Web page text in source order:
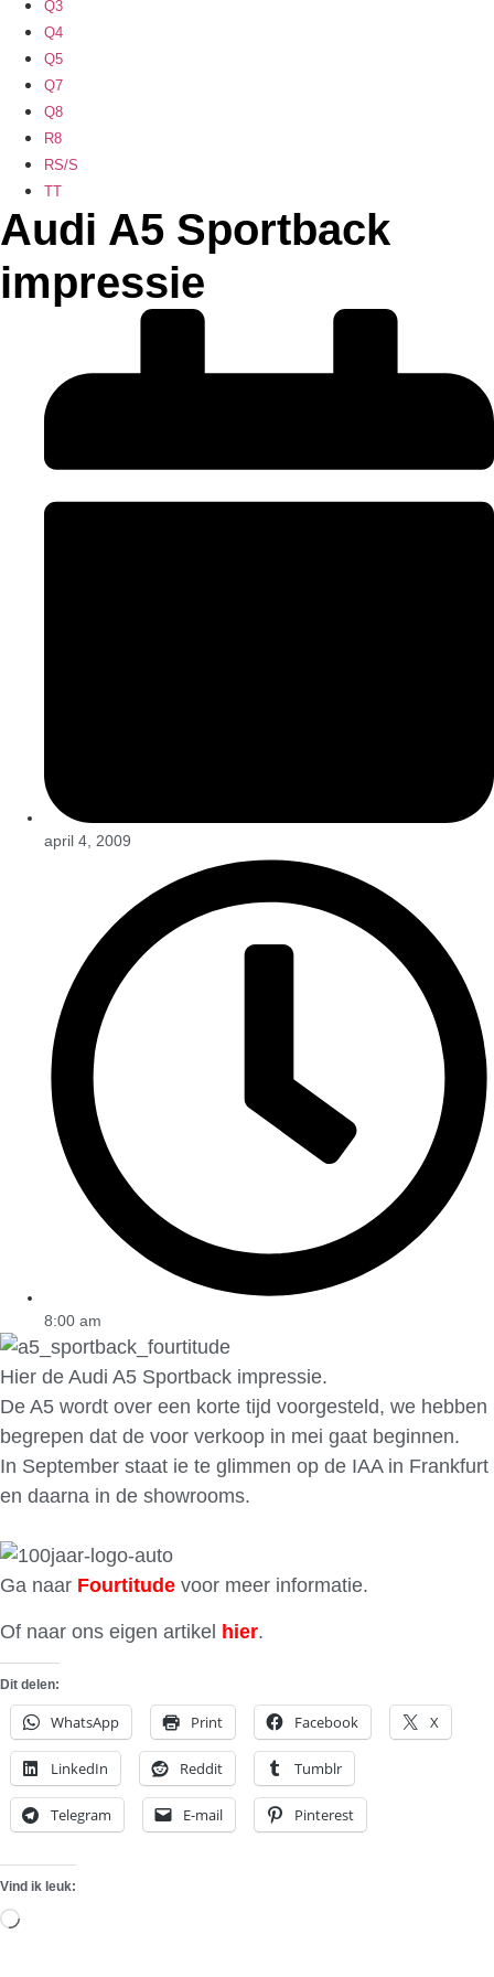
Q3
Q4
Q5
Q7
Q8
R8
RS/S
TT
Audi A5 Sportback
impressie
april 4, 2009
8:00 am
Hier de Audi A5 Sportback impressie.
De A5 wordt over een korte tijd voorgesteld, we hebben
begrepen dat de voor verkoop in mei gaat beginnen.
In September staat ie te glimmen op de IAA in Frankfurt
en daarna in de showrooms.
Ga naar Fourtitude voor meer informatie.
Of naar ons eigen artikel hier.
Dit delen:
WhatsApp Print Facebook X
LinkedIn Reddit Tumblr
Telegram E-mail Pinterest
Vind ik leuk:
Aan